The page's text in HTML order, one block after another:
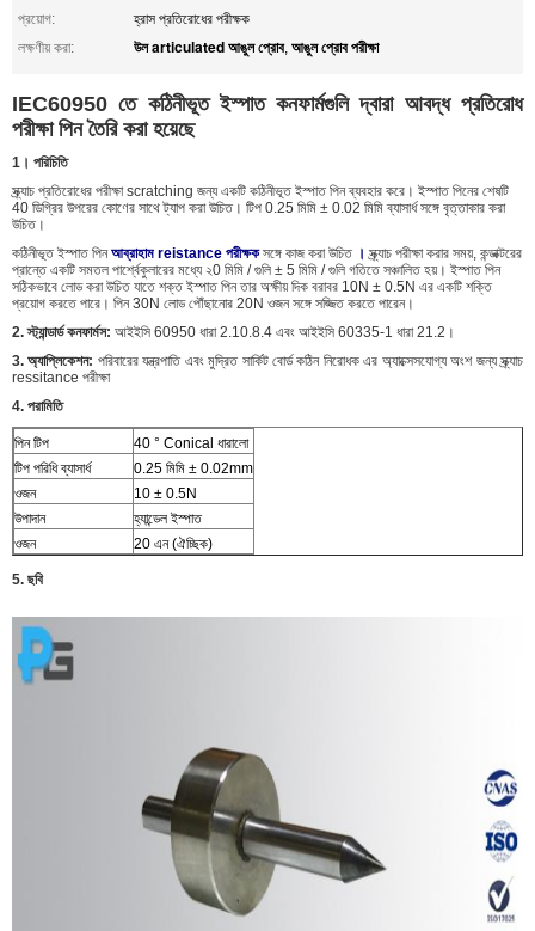
প্রয়োগ:
হ্রাস প্রতিরোধের পরীক্ষক
লক্ষণীয় করা:
উল articulated আঙুল প্রোব, আঙুল প্রোব পরীক্ষা
IEC60950 তে কঠিনীভূত ইস্পাত কনফার্মগুলি দ্বারা আবদ্ধ প্রতিরোধ
পরীক্ষা পিন তৈরি করা হয়েছে
1। পরিচিতি
স্ক্র্যাচ প্রতিরোধের পরীক্ষা scratching জন্য একটি কঠিনীভূত ইস্পাত পিন ব্যবহার করে। ইস্পাত পিনের শেষটি
40 ডিগ্রির উপরের কোণের সাথে ট্যাপ করা উচিত। টিপ 0.25 মিমি ± 0.02 মিমি ব্যাসার্ধ সঙ্গে বৃত্তাকার করা
উচিত।
কঠিনীভূত ইস্পাত পিনআব্রাহাম reistance পরীক্ষকসঙ্গে কাজ করা উচিত । স্ক্র্যাচ পরীক্ষা করার সময়, কন্ডাক্টরের
প্রান্তে একটি সমতল পার্শ্বেকুলারের মধ্যে ২0 মিমি / গুলি ± 5 মিমি / গুলি গতিতে সঞ্চালিত হয়। ইস্পাত পিন
সঠিকভাবে লোড করা উচিত যাতে শক্ত ইস্পাত পিন তার অক্ষীয় দিক বরাবর 10N ± 0.5N এর একটি শক্তি
প্রয়োগ করতে পারে। পিন 30N লোড পৌঁছানোর 20N ওজন সঙ্গে সজ্জিত করতে পারেন।
2. স্ট্যান্ডার্ড কনফার্মস: আইইসি 60950 ধারা 2.10.8.4 এবং আইইসি 60335-1 ধারা 21.2।
3. অ্যাপ্লিকেশন: পরিবারের যন্ত্রপাতি এবং মুদ্রিত সার্কিট বোর্ড কঠিন নিরোধক এর অ্যাক্সেসযোগ্য অংশ জন্য স্ক্র্যাচ
ressitance পরীক্ষা
4. পরামিতি
পিন টিপ
40 ° Conical ধারালো
টিপ পরিধি ব্যাসার্ধ
0.25 মিমি ± 0.02mm
ওজন
10 ± 0.5N
উপাদান
হ্যান্ডেল ইস্পাত
ওজন
20 এন (ঐচ্ছিক)
5. ছবি